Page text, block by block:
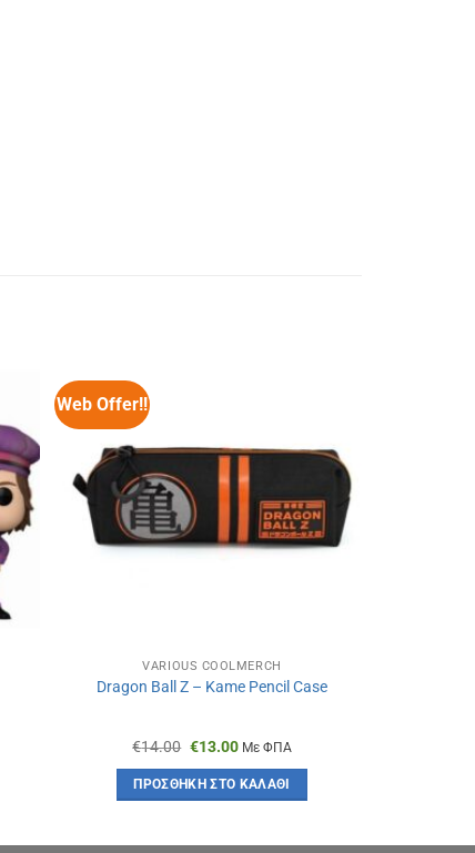
Web Offer!!
VARIOUS COOLMERCH
Dragon Ball Z – Kame Pencil Case
€14.00 Original
was:
€14.00.
€13.00Η
τιμή
είναι:
Με ΦΠΑ
ΠΡΟΣΘΉΚΗ ΣΤΟ ΚΑΛΆΘΙ